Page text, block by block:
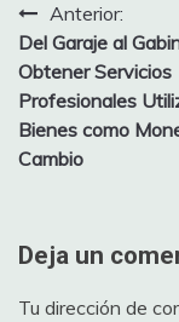
Navegación
de
entradas
Anterior:
Del Garaje al
Obtener Servicios
Profesionales
Bienes como
Cambio
Deja un
Tu dirección de